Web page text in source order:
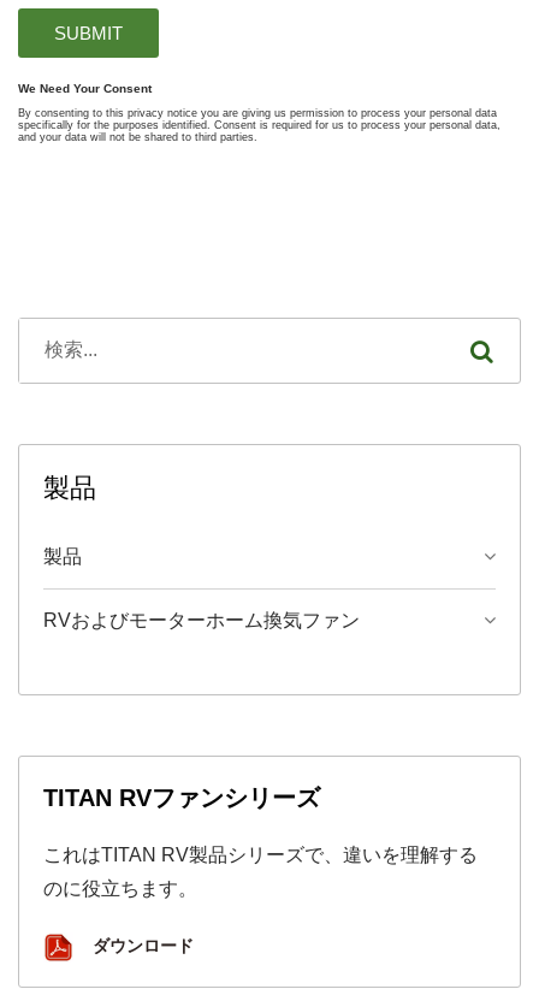
製品
製品
RVおよびモーターホーム換気ファン
TITAN RVファンシリーズ
これはTITAN RV製品シリーズで、違いを理解する
のに役立ちます。
ダウンロード